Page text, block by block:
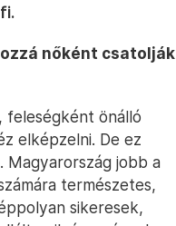
nőként csatolják
feleségként önálló
elképzelni. De ez
Magyarország jobb a
természetes,
sikeresek,